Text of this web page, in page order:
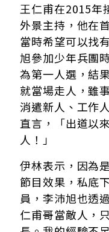
王仁甫在2015年
外景主持，他在
當時希望可以找
旭參加少年兵團
為第一人選，結
就當場走人，雖
消遣新人、工作
直言，「出道以
人！」
伊林表示，因為
節目效果，私底
員， 李沛旭也透
仁甫哥當敵人，